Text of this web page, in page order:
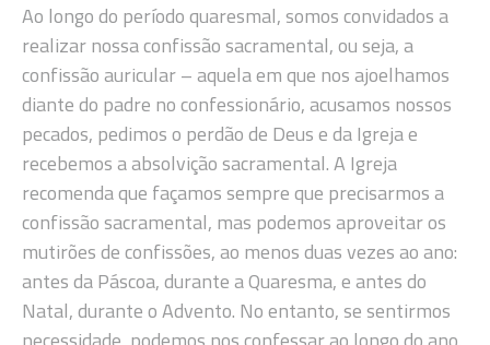
Ao longo do período quaresmal, somos convidados a
realizar nossa confissão sacramental, ou seja, a
confissão auricular – aquela em que nos ajoelhamos
diante do padre no confessionário, acusamos nossos
pecados, pedimos o perdão de Deus e da Igreja e
recebemos a absolvição sacramental. A Igreja
recomenda que façamos sempre que precisarmos a
confissão sacramental, mas podemos aproveitar os
mutirões de confissões, ao menos duas vezes ao ano:
antes da Páscoa, durante a Quaresma, e antes do
Natal, durante o Advento. No entanto, se sentirmos